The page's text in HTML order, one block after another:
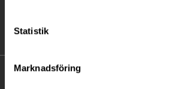
Statistik
Marknadsföring